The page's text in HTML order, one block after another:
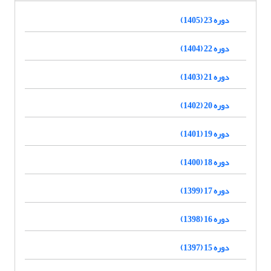
دوره 23 (1405)
دوره 22 (1404)
دوره 21 (1403)
دوره 20 (1402)
دوره 19 (1401)
دوره 18 (1400)
دوره 17 (1399)
دوره 16 (1398)
دوره 15 (1397)